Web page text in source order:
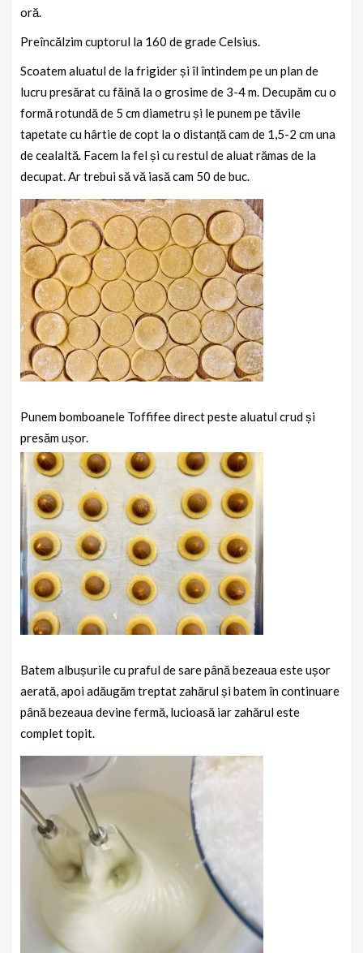
oră.
Preîncălzim cuptorul la 160 de grade Celsius.
Scoatem aluatul de la frigider și îl întindem pe un plan de
lucru presărat cu făină la o grosime de 3-4 m. Decupăm cu o
formă rotundă de 5 cm diametru și le punem pe tăvile
tapetate cu hârtie de copt la o distanță cam de 1,5-2 cm una
de cealaltă. Facem la fel și cu restul de aluat rămas de la
decupat. Ar trebui să vă iasă cam 50 de buc.
Punem bomboanele Toffifee direct peste aluatul crud și
presăm ușor.
Batem albușurile cu praful de sare până bezeaua este ușor
aerată, apoi adăugăm treptat zahărul și batem în continuare
până bezeaua devine fermă, lucioasă iar zahărul este
complet topit.